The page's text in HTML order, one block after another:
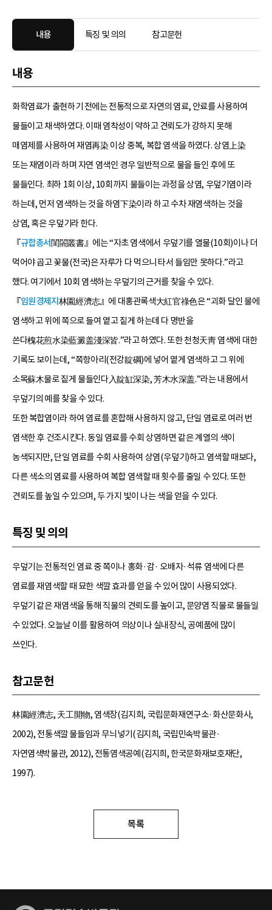
내용 특징 및 의의 참고문헌
내용
화학염료가 출현하기 전에는 전통적으로 자연의 염료, 안료를 사용하여
물들이고 채색하였다. 이때 염착성이 약하고 견뢰도가 강하지 못해
매염제를 사용하여 재염再染 이상 중복, 복합 염색을 하였다. 상염上染
또는 재염이라 하며 자연 염색인 경우 일반적으로 물을 들인 후에 또
물들인다. 최하 1회 이상, 10회까지 물들이는 과정을 상염, 우덮기염이라
하는데, 먼저 염색하는 것을 하염下染이라 하고 수차 재염색하는 것을
상염, 혹은 우덮기라 한다.
『규합총서閨閤叢書』에는 “자초 염색에서 우덮기를 열물(10회)이나 더
먹어야 곱고 꽃물(전국)은 자루가 다 먹으니 타서 들임만 못하다.”라고
했다. 여기에서 10회 염색하는 우덮기의 근거를 찾을 수 있다.
『임원경제지 林園經濟志』에 대홍관록색大紅官祿色은 “괴화 달인 물에
염색하고 위에 쪽으로 들여 옅고 짙게 하는데 다 명반을
쓴다槐花煎水染藍澱盖淺深皆.”라고 하였다. 또한 천청天靑 염색에 대한
기록도 보이는데, “쪽항아리(전강靛碙)에 넣어 옅게 염색하고 그 위에
소목蘇木물로 짙게 물들인다入靛缸深染, 芳木水深盖.”라는 내용에서
우덮기의 예를 찾을 수 있다.
또한 복합염이라 하여 염료를 혼합해 사용하지 않고, 단일 염료로 여러 번
염색한 후 건조시킨다. 동일 염료를 수회 상염하면 같은 계열의 색이
농색되지만, 단일 염료를 수회 사용하여 상염(우덮기)하고 염색할 때보다,
다른 색소의 염료를 사용하여 복합 염색할 때 횟수를 줄일 수 있다. 또한
견뢰도를 높일 수 있으며, 두 가지 빛이 나는 색을 얻을 수 있다.
특징 및 의의
우덮기는 전통적인 염료 중 쪽이나 홍화·감· 오배자·석류 염색에 다른
염료를 재염색할 때 묘한 색깔 효과를 얻을 수 있어 많이 사용되었다.
우덮기 같은 재염색을 통해 직물의 견뢰도를 높이고, 문양염 직물로 물들일
수 있었다. 오늘날 이를 활용하여 의상이나 실내장식, 공예품에 많이
쓰인다.
참고문헌
林園經濟志, 天工開物, 염색장(김지희, 국립문화재연구소·화산문화사,
2002), 전통색깔 물들임과 무늬넣기(김지희, 국립민속박물관·
자연염색박물관, 2012), 전통염색공예(김지희, 한국문화재보호재단,
1997).
목록